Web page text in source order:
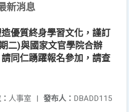
新消息
優質終身學習文化，謹訂
二)與國家文官學院合辦
請同仁踴躍報名參加，請查
發布人： DBADD115
人事室 |